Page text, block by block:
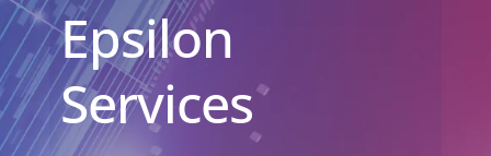
Epsilon
Services